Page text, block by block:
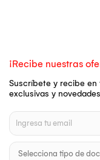
¡Recibe nuestras
Suscríbete y recibe
exclusivas y novedades